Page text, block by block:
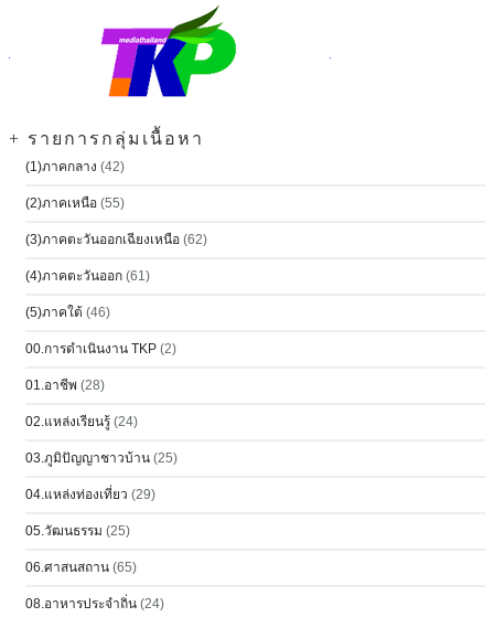
+ รายการกลุ่มเนื้อหา
(1)ภาคกลาง (42)
(2)ภาคเหนือ (55)
(3)ภาคตะวันออกเฉียงเหนือ (62)
(4)ภาคตะวันออก (61)
(5)ภาคใต้ (46)
00.การดำเนินงาน TKP (2)
01.อาชีพ (28)
02.แหล่งเรียนรู้ (24)
03.ภูมิปัญญาชาวบ้าน (25)
04.แหล่งท่องเที่ยว (29)
05.วัฒนธรรม (25)
06.ศาสนสถาน (65)
08.อาหารประจำถิ่น (24)